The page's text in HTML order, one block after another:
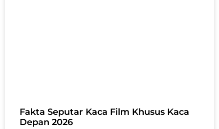
Fakta Seputar Kaca Film Khusus Kaca
Depan 2026